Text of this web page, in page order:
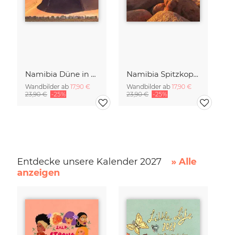
Namibia Düne in der Sossusvlei
Wandbilder ab 17,90 €
23,90 € -25%
Namibia Spitzkoppe am Abend
Wandbilder ab 17,90 €
23,90 € -25%
Entdecke unsere Kalender 2027
» Alle
anzeigen